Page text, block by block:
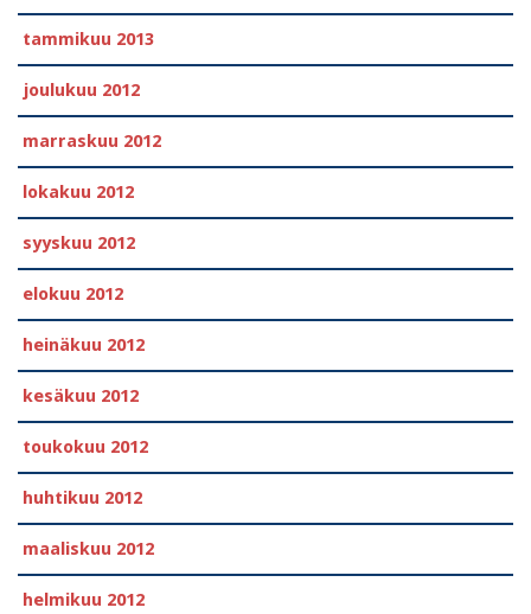
tammikuu 2013
joulukuu 2012
marraskuu 2012
lokakuu 2012
syyskuu 2012
elokuu 2012
heinäkuu 2012
kesäkuu 2012
toukokuu 2012
huhtikuu 2012
maaliskuu 2012
helmikuu 2012